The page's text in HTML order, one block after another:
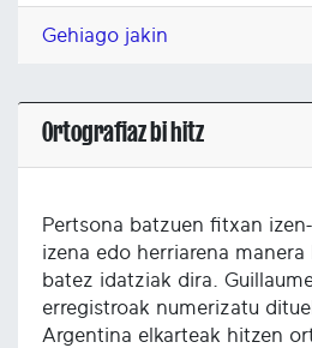
Gehiago jakin
Ortografiaz bi hitz
Pertsona batzuen fitxan
izena edo herriarena
batez idatziak dira.
erregistroak numerizatu
Argentina elkarteak hitzen